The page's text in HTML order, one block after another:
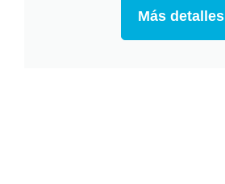
Más detalles